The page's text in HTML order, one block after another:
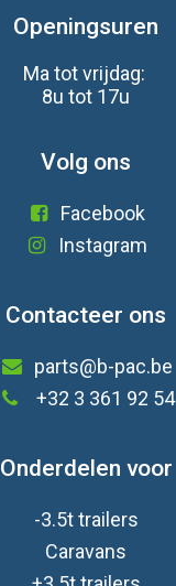
Openingsuren
Ma tot vrijdag:
8u tot 17u
Volg ons
Facebook
Instagram
Contacteer ons
parts@b-pac.be
+32 3 361 92 54
Onderdelen voor
-3.5t trailers
Caravans